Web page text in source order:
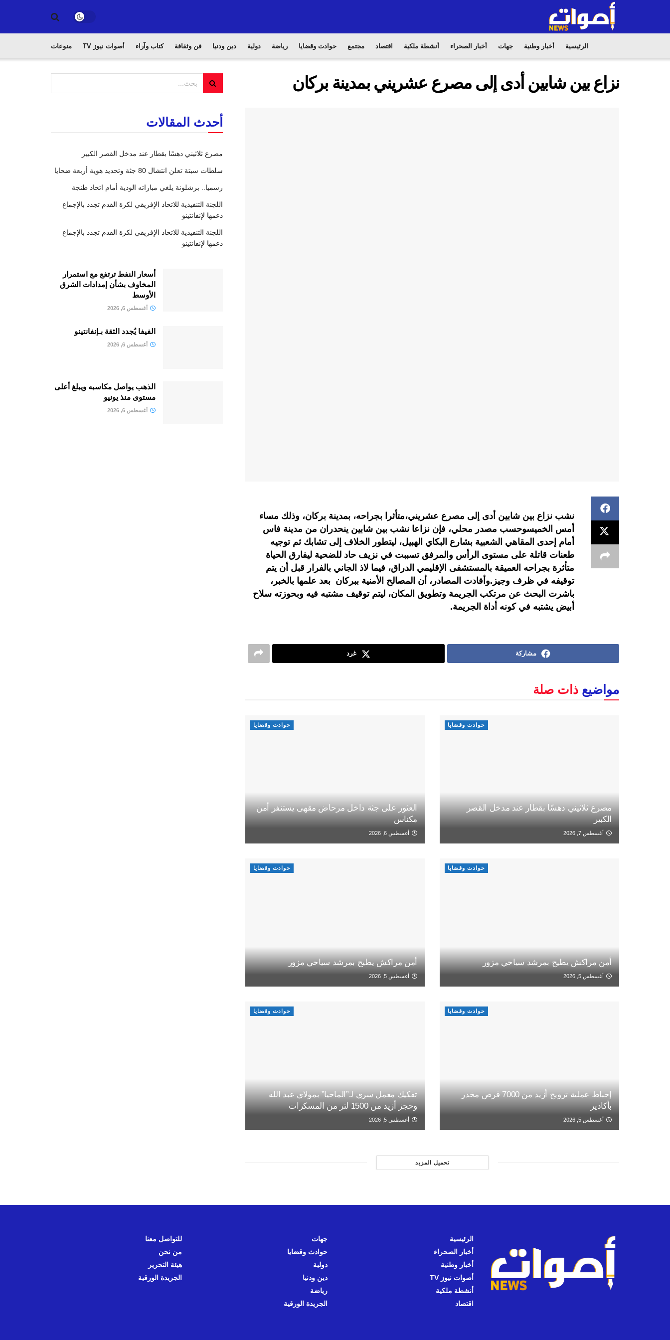
الرئيسية أخبار وطنية جهات أخبار الصحراء أنشطة ملكية اقتصاد مجتمع حوادث وقضايا رياضة دولية دين ودنيا فن وثقافة كتاب وآراء أصوات نيوز TV منوعات
نزاع بين شابين أدى إلى مصرع عشريني بمدينة بركان
نشب نزاع بين شابين أدى إلى مصرع عشريني،متأثرا بجراحه، بمدينة بركان، وذلك مساء
أمس الخميسوحسب مصدر محلي، فإن نزاعا نشب بين شابين ينحدران من مدينة فاس
أمام إحدى المقاهي الشعبية بشارع البكاي الهبيل، ليتطور الخلاف إلى تشابك ثم توجيه
طعنات قاتلة على مستوى الرأس والمرفق تسببت في نزيف حاد للضحية ليفارق الحياة
متأثرة بجراحه العميقة بالمستشفى الإقليمي الدراق، فيما لاذ الجاني بالفرار قبل أن يتم
توقيفه في ظرف وجيز.وأفادت المصادر، أن المصالح الأمنية ببركان بعد علمها بالخبر،
باشرت البحث عن مرتكب الجريمة وتطويق المكان، ليتم توقيف مشتبه فيه وبحوزته سلاح
أبيض يشتبه في كونه أداة الجريمة.
مشاركة غرد
مواضيع ذات صلة
حوادث وقضايا
مصرع ثلاثيني دهسًا بقطار عند مدخل القصر
الكبير
أغسطس 7, 2026
حوادث وقضايا
العثور على جثة داخل مرحاض مقهى يستنفر أمن
مكناس
أغسطس 6, 2026
حوادث وقضايا
أمن مراكش يطيح بمرشد سياحي مزور
أغسطس 5, 2026
حوادث وقضايا
أمن مراكش يطيح بمرشد سياحي مزور
أغسطس 5, 2026
حوادث وقضايا
إحباط عملية ترويج أزيد من 7000 قرص مخدر
بأكادير
أغسطس 5, 2026
حوادث وقضايا
تفكيك معمل سري لـ”الماحيا” بمولاي عبد الله
وحجز أزيد من 1500 لتر من المسكرات
أغسطس 5, 2026
تحميل المزيد
أحدث المقالات
مصرع ثلاثيني دهسًا بقطار عند مدخل القصر الكبير
سلطات سبتة تعلن انتشال 80 جثة وتحديد هوية أربعة ضحايا
رسميا.. برشلونة يلغي مباراته الودية أمام اتحاد طنجة
اللجنة التنفيذية للاتحاد الإفريقي لكرة القدم تجدد بالإجماع
دعمها لإنفانتينو
اللجنة التنفيذية للاتحاد الإفريقي لكرة القدم تجدد بالإجماع
دعمها لإنفانتينو
أسعار النفط ترتفع مع استمرار
المخاوف بشأن إمدادات الشرق
الأوسط
أغسطس 6, 2026
الفيفا يُجدد الثقة بـإنفانتينو
أغسطس 6, 2026
الذهب يواصل مكاسبه ويبلغ أعلى
مستوى منذ يونيو
أغسطس 6, 2026
الرئيسية
أخبار الصحراء
أخبار وطنية
أصوات نيوز TV
أنشطة ملكية
اقتصاد
جهات
حوادث وقضايا
دولية
دين ودنيا
رياضة
الجريدة الورقية
للتواصل معنا
من نحن
هيئة التحرير
الجريدة الورقية